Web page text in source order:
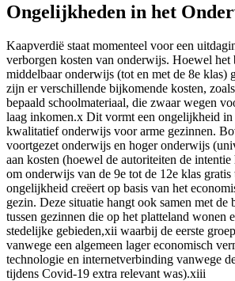
Ongelijkheden in het
Kaapverdië staat momenteel voor een
verborgen kosten van onderwijs. Hoewel het
middelbaar onderwijs (tot en met de 8e klas)
zijn er verschillende bijkomende kosten,
bepaald schoolmateriaal, die zwaar wegen
laag inkomen.x Dit vormt een ongelijkheid in
kwalitatief onderwijs voor arme gezinnen.
voortgezet onderwijs en hoger onderwijs
aan kosten (hoewel de autoriteiten de intentie
om onderwijs van de 9e tot de 12e klas
ongelijkheid creëert op basis van het
gezin. Deze situatie hangt ook samen met de
tussen gezinnen die op het platteland wonen
stedelijke gebieden,xii waarbij de eerste
vanwege een algemeen lager economisch
technologie en internetverbinding vanwege
tijdens Covid-19 extra relevant was).xiii